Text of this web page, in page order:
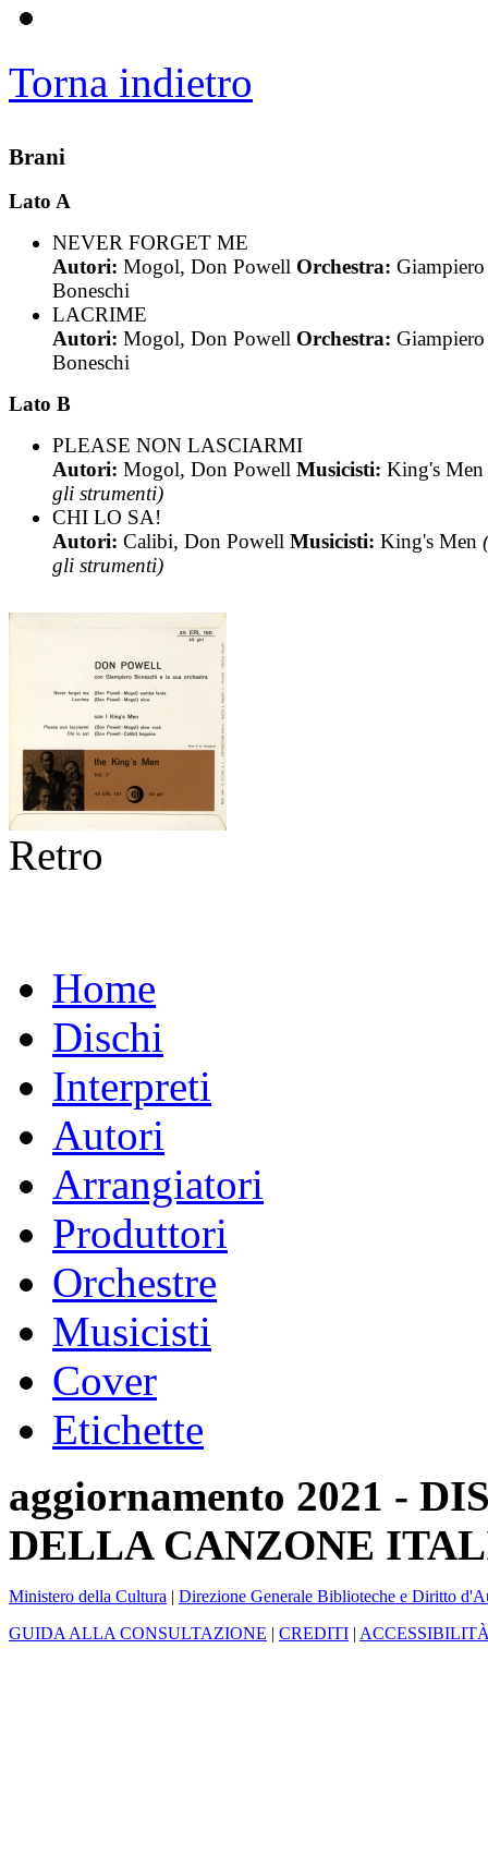
Torna indietro
Brani
Lato A
NEVER FORGET ME
Autori: Mogol, Don Powell Orchestra: Giampiero
Boneschi
LACRIME
Autori: Mogol, Don Powell Orchestra: Giampiero
Boneschi
Lato B
PLEASE NON LASCIARMI
Autori: Mogol, Don Powell Musicisti: King's Men
gli strumenti)
CHI LO SA!
Autori: Calibi, Don Powell Musicisti: King's Men
gli strumenti)
Retro
Home
Dischi
Interpreti
Autori
Arrangiatori
Produttori
Orchestre
Musicisti
Cover
Etichette
aggiornamento 2021 -
DELLA CANZONE
Ministero della Cultura | Direzione Generale Biblioteche e Diritto
GUIDA ALLA CONSULTAZIONE | CREDITI |